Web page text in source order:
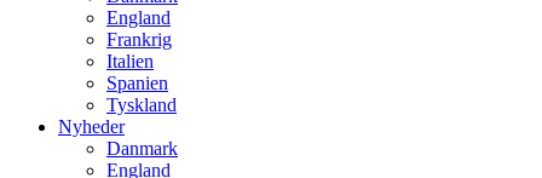
England
Frankrig
Italien
Spanien
Tyskland
Nyheder
Danmark
England